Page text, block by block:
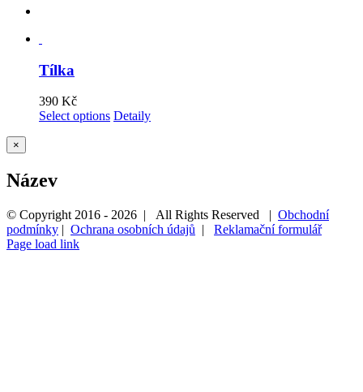
Tílka
390 Kč
Select options Detaily
Zavřít
Rychlé
produktu
×
Název
© Copyright 2016 - 2026 | All Rights Reserved | Obchodní
podmínky | Ochrana osobních údajů | Reklamační formulář
Page load link